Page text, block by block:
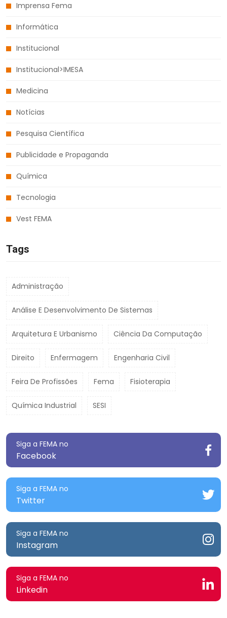
Imprensa Fema
Informática
Institucional
Institucional>IMESA
Medicina
Notícias
Pesquisa Científica
Publicidade e Propaganda
Química
Tecnologia
Vest FEMA
Tags
Administração
Análise E Desenvolvimento De Sistemas
Arquitetura E Urbanismo Ciência Da Computação
Direito Enfermagem Engenharia Civil
Feira De Profissões Fema Fisioterapia
Química Industrial SESI
Siga a FEMA no
Facebook
Siga a FEMA no
Twitter
Siga a FEMA no
Instagram
Siga a FEMA no
Linkedin